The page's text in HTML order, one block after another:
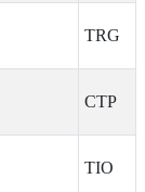
TRG
CTP
TIO